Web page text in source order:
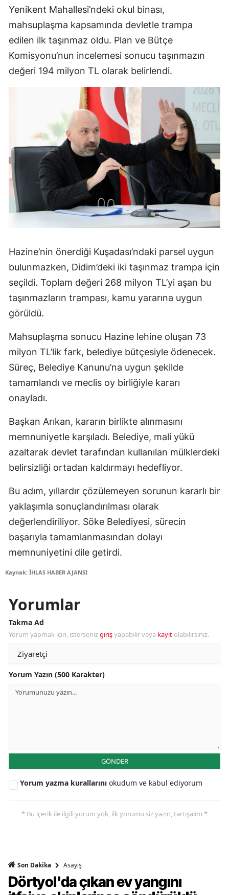
Yenikent Mahallesi’ndeki okul binası,
mahsuplaşma kapsamında devletle trampa
edilen ilk taşınmaz oldu. Plan ve Bütçe
Komisyonu’nun incelemesi sonucu taşınmazın
değeri 194 milyon TL olarak belirlendi.
Hazine’nin önerdiği Kuşadası’ndaki parsel uygun
bulunmazken, Didim’deki iki taşınmaz trampa için
seçildi. Toplam değeri 268 milyon TL’yi aşan bu
taşınmazların trampası, kamu yararına uygun
görüldü.
Mahsuplaşma sonucu Hazine lehine oluşan 73
milyon TL’lik fark, belediye bütçesiyle ödenecek.
Süreç, Belediye Kanunu’na uygun şekilde
tamamlandı ve meclis oy birliğiyle kararı
onayladı.
Başkan Arıkan, kararın birlikte alınmasını
memnuniyetle karşıladı. Belediye, mali yükü
azaltarak devlet tarafından kullanılan mülklerdeki
belirsizliği ortadan kaldırmayı hedefliyor.
Bu adım, yıllardır çözülemeyen sorunun kararlı bir
yaklaşımla sonuçlandırılması olarak
değerlendiriliyor. Söke Belediyesi, sürecin
başarıyla tamamlanmasından dolayı
memnuniyetini dile getirdi.
Kaynak: İHLAS HABER AJANSI
Yorumlar
Takma Ad
Yorum yapmak için, istersenizgirişyapabilir veya kayıt olabilirsiniz.
Yorum Yazın (500 Karakter)
GÖNDER
Yorum yazma kurallarını okudum ve kabul ediyorum
* Bu içerik ile ilgili yorum yok, ilk yorumu siz yazın, tartışalım *
Son Dakika Asayiş
Dörtyol'da çıkan ev yangını